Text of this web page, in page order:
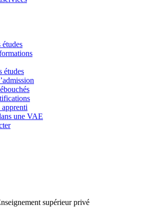
études
études
une VAE
supérieur privé